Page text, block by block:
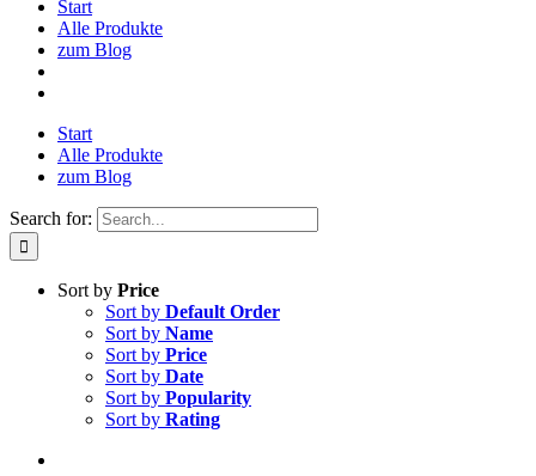
Start
Alle Produkte
zum Blog
Start
Alle Produkte
zum Blog
Search for:
Sort by Price
Sort by Default Order
Sort by Name
Sort by Price
Sort by Date
Sort by Popularity
Sort by Rating